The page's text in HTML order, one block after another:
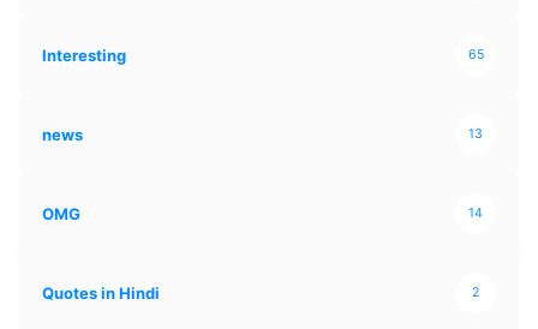
Interesting 65
news 13
OMG 14
Quotes in Hindi 2